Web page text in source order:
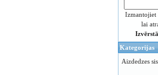
Izmantojiet
lai
Kategorijas
Aizdedzes